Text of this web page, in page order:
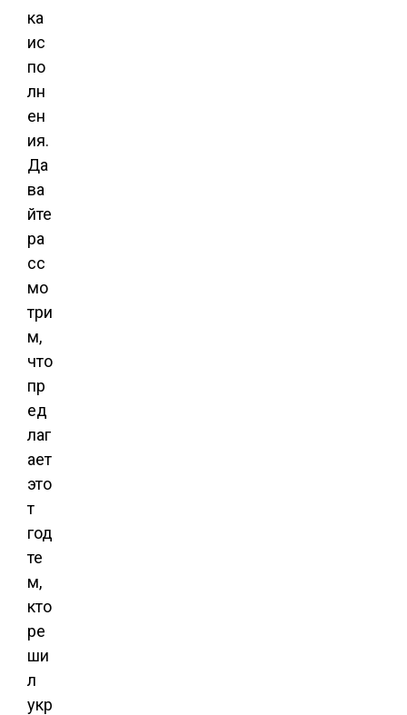
ка
ис
по
лн
ен
ия.
Да
ва
йте
ра
сс
мо
три
м,
что
пр
ед
лаг
ает
это
т
год
те
м,
кто
ре
ши
л
укр